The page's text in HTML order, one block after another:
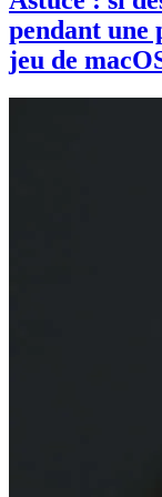
pendant une
jeu de